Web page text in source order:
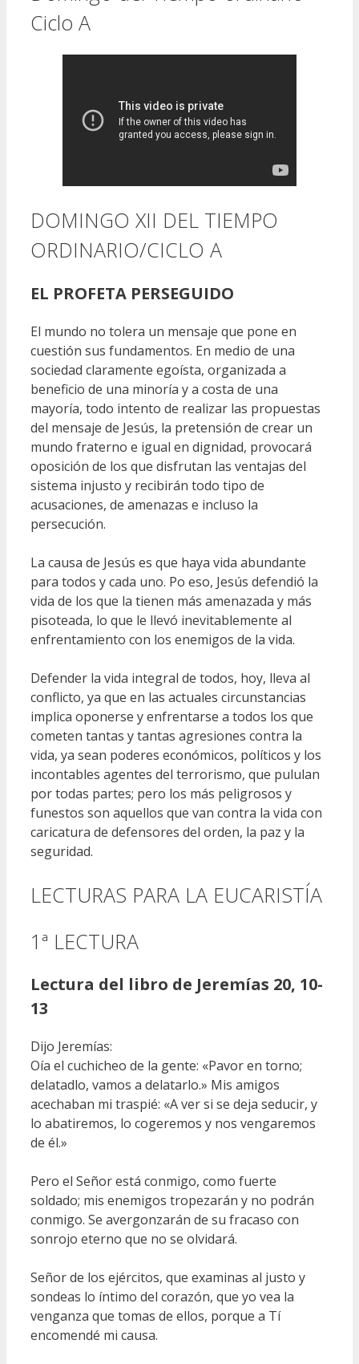
Ciclo A
DOMINGO XII DEL TIEMPO
ORDINARIO/CICLO A
EL PROFETA PERSEGUIDO
El mundo no tolera un mensaje que pone en
cuestión sus fundamentos. En medio de una
sociedad claramente egoísta, organizada a
beneficio de una minoría y a costa de una
mayoría, todo intento de realizar las propuestas
del mensaje de Jesús, la pretensión de crear un
mundo fraterno e igual en dignidad, provocará
oposición de los que disfrutan las ventajas del
sistema injusto y recibirán todo tipo de
acusaciones, de amenazas e incluso la
persecución.
La causa de Jesús es que haya vida abundante
para todos y cada uno. Po eso, Jesús defendió la
vida de los que la tienen más amenazada y más
pisoteada, lo que le llevó inevitablemente al
enfrentamiento con los enemigos de la vida.
Defender la vida integral de todos, hoy, lleva al
conflicto, ya que en las actuales circunstancias
implica oponerse y enfrentarse a todos los que
cometen tantas y tantas agresiones contra la
vida, ya sean poderes económicos, políticos y los
incontables agentes del terrorismo, que pululan
por todas partes; pero los más peligrosos y
funestos son aquellos que van contra la vida con
caricatura de defensores del orden, la paz y la
seguridad.
LECTURAS PARA LA EUCARISTÍA
1ª LECTURA
Lectura del libro de Jeremías 20, 10-
13
Dijo Jeremías:
Oía el cuchicheo de la gente: «Pavor en torno;
delatadlo, vamos a delatarlo.» Mis amigos
acechaban mi traspié: «A ver si se deja seducir, y
lo abatiremos, lo cogeremos y nos vengaremos
de él.»
Pero el Señor está conmigo, como fuerte
soldado; mis enemigos tropezarán y no podrán
conmigo. Se avergonzarán de su fracaso con
sonrojo eterno que no se olvidará.
Señor de los ejércitos, que examinas al justo y
sondeas lo íntimo del corazón, que yo vea la
venganza que tomas de ellos, porque a Tí
encomendé mi causa.